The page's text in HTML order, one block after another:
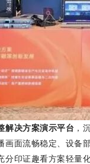
解决方案演示平台 ，
画面流畅稳定、设备
分印证趣看方案轻量